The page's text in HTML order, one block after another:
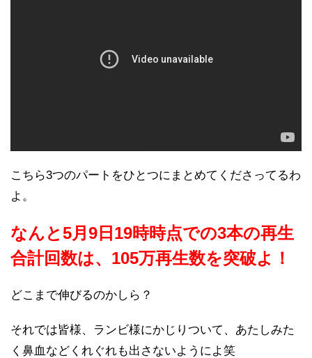
こちら3つのパートをひとつにまとめてくださってるわ
よ。
なんと5月9日19時時点での3本の再生
合計回数は、105万再生数を突破よ！
どこまで伸びるのかしら？
それでは皆様、ランビ様にかじりついて、あたしみた
く鼻血などくれぐれも出さないようによ笑